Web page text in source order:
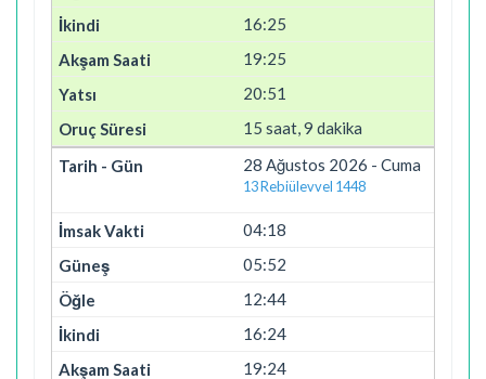
16:25
19:25
20:51
15 saat, 9 dakika
28 Ağustos 2026 - Cuma
13 Rebiülevvel 1448
04:18
05:52
12:44
16:24
19:24